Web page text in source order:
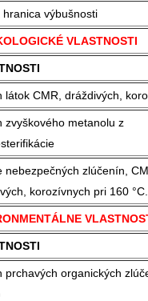
hranica výbušnosti
VLASTNOSTI
látok CMR, dráždivých,
zvyškového metanolu z
nebezpečných zlúčenín,
korozívnych pri 160 °C.
prchavých organických